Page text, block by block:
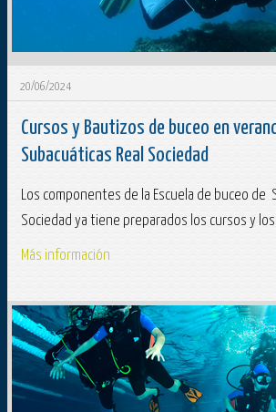
20/06/2024
Cursos y Bautizos de buceo en
Subacuáticas Real Sociedad
Los componentes de la Escuela de buceo de
Sociedad ya tiene preparados los cursos y
Más información